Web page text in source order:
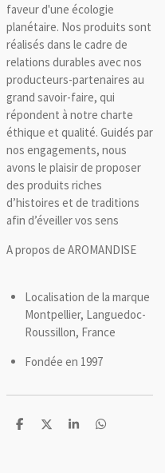
faveur d'une écologie
planétaire. Nos produits sont
réalisés dans le cadre de
relations durables avec nos
producteurs-partenaires au
grand savoir-faire, qui
répondent à notre charte
éthique et qualité. Guidés par
nos engagements, nous
avons le plaisir de proposer
des produits riches
d’histoires et de traditions
afin d’éveiller vos sens
A propos de AROMANDISE
Localisation de la marque
Montpellier, Languedoc-
Roussillon, France
Fondée en 1997
P
P
P
P